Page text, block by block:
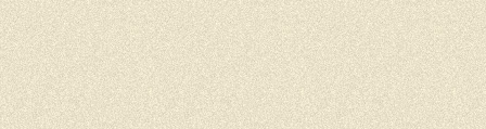
О компании Как купить Фотогалерея Статьи Опт